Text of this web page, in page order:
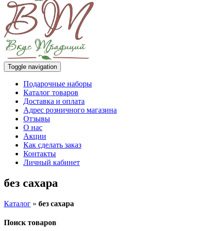
Toggle navigation
Подарочные наборы
Каталог товаров
Доставка и оплата
Адрес розничного магазина
Отзывы
О нас
Акции
Как сделать заказ
Контакты
Личный кабинет
без сахара
Каталог » без сахара
Поиск товаров